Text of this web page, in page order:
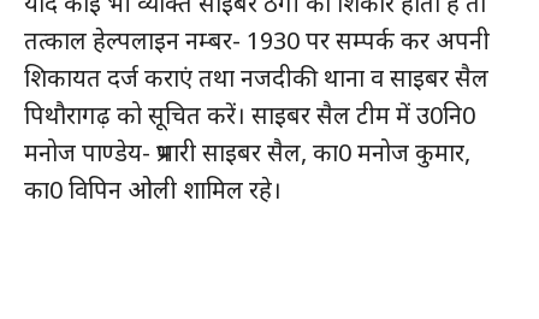
तत्काल हेल्पलाइन नम्बर- 1930 पर सम्पर्क कर अपनी
शिकायत दर्ज कराएं तथा नजदीकी थाना व साइबर सैल
पिथौरागढ़ को सूचित करें। साइबर सैल टीम में उ0नि0
मनोज पाण्डेय- प्रभारी साइबर सैल, का0 मनोज कुमार,
का0 विपिन ओली शामिल रहे।